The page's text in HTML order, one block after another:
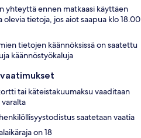
yhteyttä ennen matkaasi käyttäen
olevia tietoja, jos aiot saapua klo 18.00
tietojen käännöksissä on saatettu
käännöstyökaluja
tai käteistakuumaksu vaaditaan
saatetaan vaatia
on 18